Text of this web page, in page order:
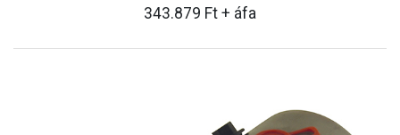
343.879 Ft + áfa